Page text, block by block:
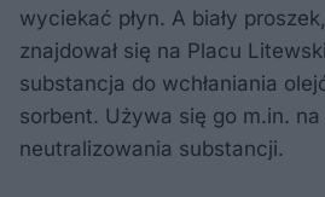
wyciekać płyn. A biały
znajdował się na Placu
substancja do wchłaniania
sorbent. Używa się go m.in.
neutralizowania substancji.